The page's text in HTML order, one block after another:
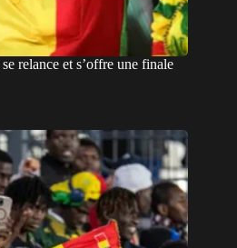
relance et s’offre une finale